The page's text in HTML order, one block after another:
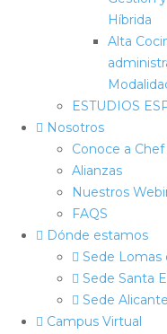
Híbrida
Alta
ESTUDIOS
Nosotros
Conoce a
Alianzas
Nuestros
FAQS
Dónde estamos
Sede Lomas
Sede Santa
Sede
Campus Virtual